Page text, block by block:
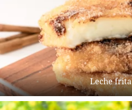
Leche frita